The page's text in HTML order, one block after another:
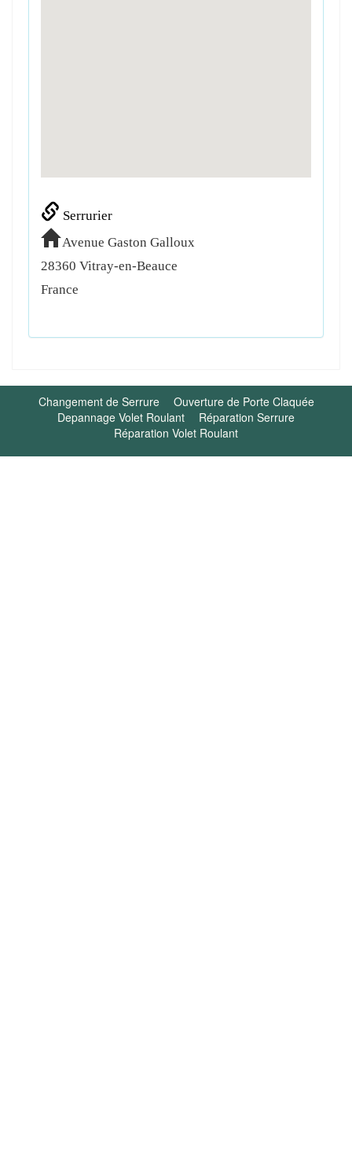
Serrurier
Avenue Gaston Galloux
28360 Vitray-en-Beauce
France
Changement de Serrure
Ouverture de Porte Claquée
Depannage Volet Roulant
Réparation Serrure
Réparation Volet Roulant